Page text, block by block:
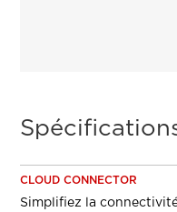
CLOUD CONNECTOR
Simplifiez la